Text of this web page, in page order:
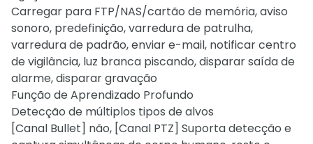
Carregar para FTP/NAS/cartão de memória, aviso
sonoro, predefinição, varredura de patrulha,
varredura de padrão, enviar e-mail, notificar centro
de vigilância, luz branca piscando, disparar saída de
alarme, disparar gravação
Função de Aprendizado Profundo
Detecção de múltiplos tipos de alvos
[Canal Bullet] não, [Canal PTZ] Suporta detecção e